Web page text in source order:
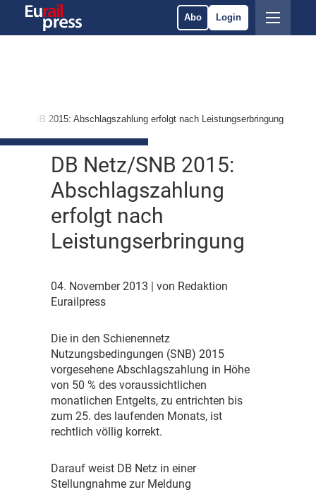
Abo Login
Netz/SNB 2015: Abschlagszahlung erfolgt nach Leistungserbringung
DB Netz/SNB 2015:
Abschlagszahlung
erfolgt nach
Leistungserbringung
04. November 2013
| von Redaktion
Eurailpress
Die in den Schienennetz
Nutzungsbedingungen (SNB) 2015
vorgesehene Abschlagszahlung in Höhe
von 50 % des voraussichtlichen
monatlichen Entgelts, zu entrichten bis
zum 25. des laufenden Monats, ist
rechtlich völlig korrekt.
Darauf weist DB Netz in einer
Stellungnahme zur Meldung